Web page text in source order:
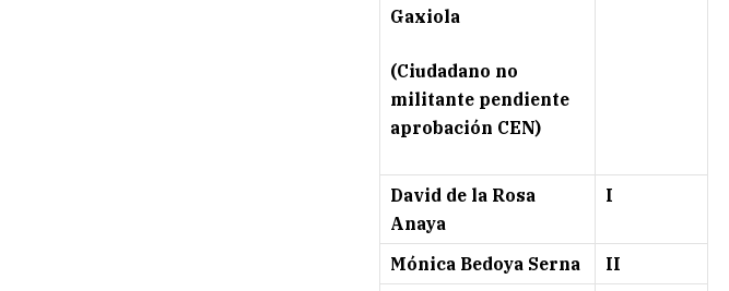
Gaxiola
(Ciudadano no
militante pendiente
aprobación CEN)
David de la Rosa
Anaya
I
Mónica Bedoya Serna
II